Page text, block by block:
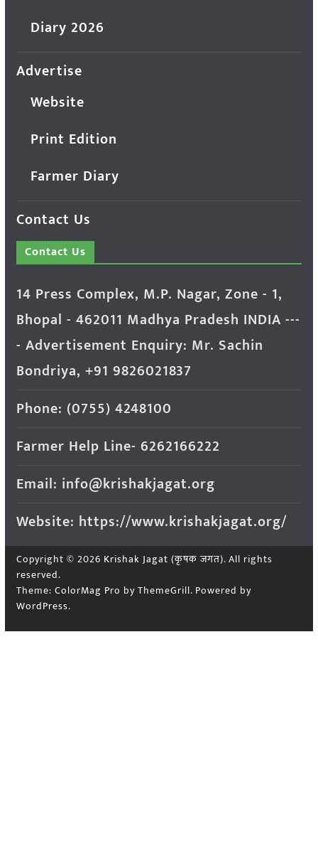
Diary 2026
Advertise
Website
Print Edition
Farmer Diary
Contact Us
Contact Us
14 Press Complex, M.P. Nagar, Zone - 1,
Bhopal - 462011 Madhya Pradesh INDIA ---
- Advertisement Enquiry: Mr. Sachin
Bondriya, +91 9826021837
Phone: (0755) 4248100
Farmer Help Line- 6262166222
Email: info@krishakjagat.org
Website: https://www.krishakjagat.org/
Copyright © 2026 Krishak Jagat (कृषक जगत). All rights
reserved.
Theme: ColorMag Pro by ThemeGrill. Powered by
WordPress.